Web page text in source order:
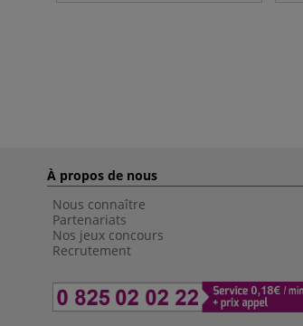
À propos de nous
Nous connaître
Partenariats
Nos jeux concours
Recrutement